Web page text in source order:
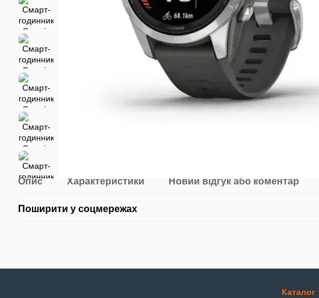
Опис Характеристики Новий відгук або коментар
Поширити у соцмережах
Каталог